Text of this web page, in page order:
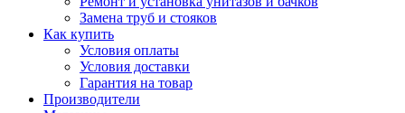
Замена труб и стояков
Как купить
Условия оплаты
Условия доставки
Гарантия на товар
Производители